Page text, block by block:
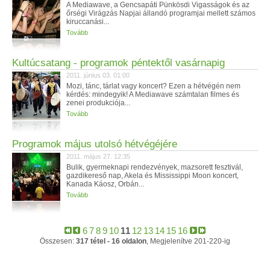
A Mediawave, a Gencsapáti Pünkösdi Vigasságok és az
őrségi Virágzás Napjai állandó programjai mellett számos
kiruccanási...
Tovább
Kultúcsatang - programok péntektől vasárnapig
2011. június 03. 01:00
Mozi, tánc, tárlat vagy koncert? Ezen a hétvégén nem
kérdés: mindegyik! A Mediawave számtalan filmes és
zenei produkciója...
Tovább
Programok május utolsó hétvégéjére
2011. május 27. 12:35
Bulik, gyermeknapi rendezvények, mazsorett fesztivál,
gazdikereső nap, Akela és Mississippi Moon koncert,
Kanada Káosz, Orbán...
Tovább
6789 10 11 12 13 14 15 16
Összesen: 317 tétel - 16 oldalon, Megjelenítve 201-220-ig